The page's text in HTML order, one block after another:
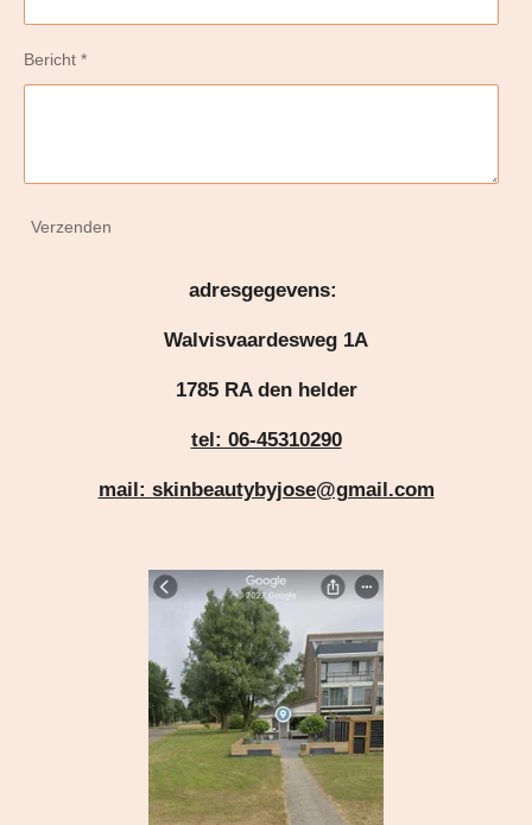
Bericht *
Verzenden
adresgegevens:
Walvisvaardesweg 1A
1785 RA den helder
tel: 06-45310290
mail: skinbeautybyjose@gmail.com